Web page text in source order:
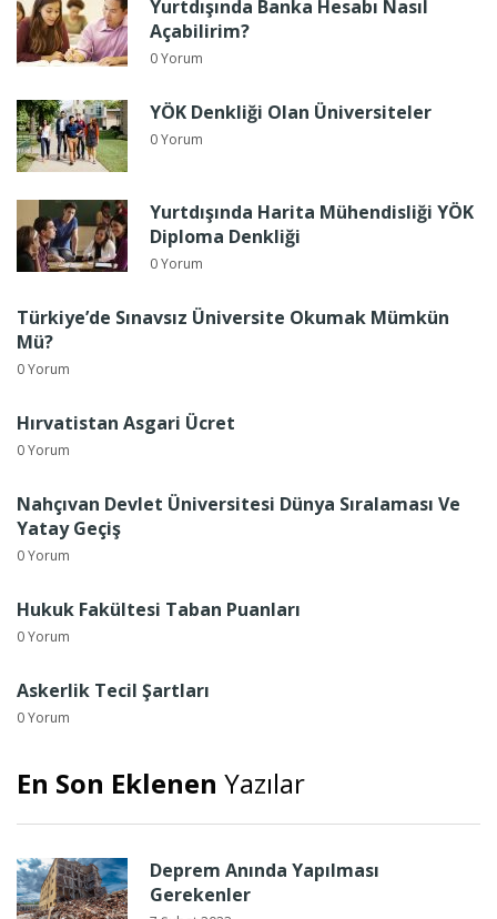
Yurtdışında Banka Hesabı Nasıl
Açabilirim?
0 Yorum
YÖK Denkliği Olan Üniversiteler
0 Yorum
Yurtdışında Harita Mühendisliği YÖK
Diploma Denkliği
0 Yorum
Türkiye’de Sınavsız Üniversite Okumak Mümkün
Mü?
0 Yorum
Hırvatistan Asgari Ücret
0 Yorum
Nahçıvan Devlet Üniversitesi Dünya Sıralaması Ve
Yatay Geçiş
0 Yorum
Hukuk Fakültesi Taban Puanları
0 Yorum
Askerlik Tecil Şartları
0 Yorum
En Son Eklenen Yazılar
Deprem Anında Yapılması
Gerekenler